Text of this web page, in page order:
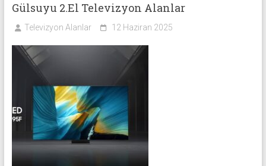
Gülsuyu 2.El Televizyon Alanlar
Televizyon Alanlar 12 Haziran 2025